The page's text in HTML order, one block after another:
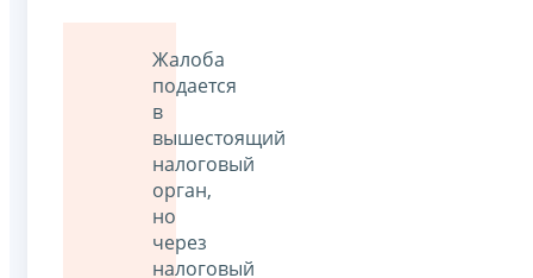
Жалоба
подается
в
вышестоящий
налоговый
орган,
но
через
налоговый